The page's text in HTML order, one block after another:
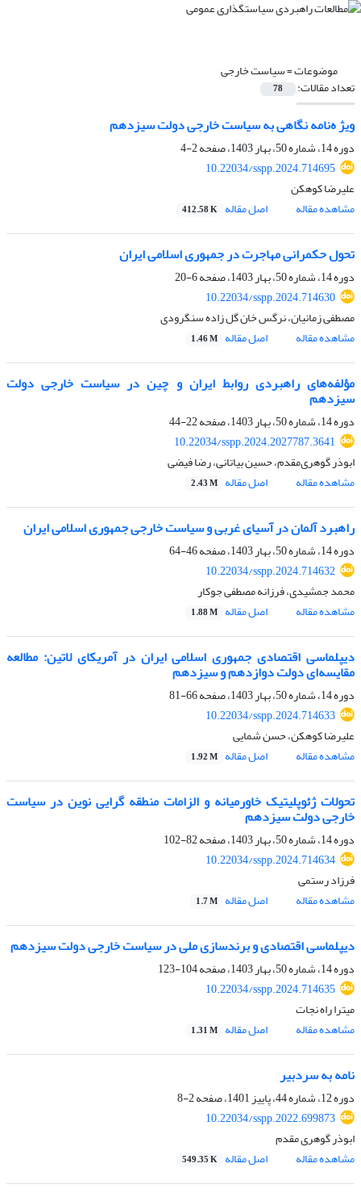
موضوعات =سیاست خارجی
تعداد مقالات: 78
ویژ ه‌نامه نگاهی به سیاست خارجی دولت سیزدهم
دوره 14، شماره 50، بهار 1403، صفحه
2-4
10.22034/sspp.2024.714695
علیرضا کوهکن
مشاهده مقاله
اصل مقاله 412.58 K
تحول حکمرانی مهاجرت در جمهوری اسلامی ایران
دوره 14، شماره 50، بهار 1403، صفحه
6-20
10.22034/sspp.2024.714630
مصطفی زمانیان، نرگس خان گل زاده سنگرودی
مشاهده مقاله
اصل مقاله 1.46 M
مؤلفه‌های راهبردی روابط ایران و چین در سیاست خارجی دولت
سیزدهم
دوره 14، شماره 50، بهار 1403، صفحه
22-44
10.22034/sspp.2024.2027787.3641
ابوذر گوهری‌مقدم، حسین بیاتانی، رضا فیضی
مشاهده مقاله
اصل مقاله 2.43 M
راهبرد آلمان در آسیای غربی و سیاست خارجی جمهوری اسلامی ایران
دوره 14، شماره 50، بهار 1403، صفحه
46-64
10.22034/sspp.2024.714632
محمد جمشیدی، فرزانه مصطفی جوکار
مشاهده مقاله
اصل مقاله 1.88 M
دیپلماسی اقتصادی جمهوری اسلامی ایران در آمریکای لاتین: مطالعه
مقایسه‌ای دولت دوازدهم و سیزدهم
دوره 14، شماره 50، بهار 1403، صفحه
66-81
10.22034/sspp.2024.714633
علیرضا کوهکن، حسن شمایی
مشاهده مقاله
اصل مقاله 1.92 M
تحولات ژئوپلیتیک خاورمیانه و الزامات منطقه گرایی نوین در سیاست
خارجی دولت سیزدهم
دوره 14، شماره 50، بهار 1403، صفحه
82-102
10.22034/sspp.2024.714634
فرزاد رستمی
مشاهده مقاله
اصل مقاله 1.7 M
دیپلماسی اقتصادی و برندسازی ملی در سیاست خارجی دولت سیزدهم
دوره 14، شماره 50، بهار 1403، صفحه
104-123
10.22034/sspp.2024.714635
میترا راه نجات
مشاهده مقاله
اصل مقاله 1.31 M
نامه به سردبیر
دوره 12، شماره 44، پاییز 1401، صفحه
2-8
10.22034/sspp.2022.699873
ابوذر گوهری مقدم
مشاهده مقاله
اصل مقاله 549.35 K